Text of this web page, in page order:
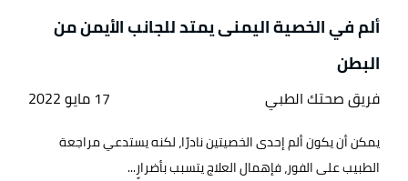
ألم في الخصية اليمنى يمتد للجانب الأيمن من
البطن
فريق صحتك الطبي 17 مايو 2022
يمكن أن يكون ألم إحدى الخصيتين نادرًا، لكنه يستدعي مراجعة
الطبيب على الفور، فإهمال العلاج يتسبب بأضرارٍ...